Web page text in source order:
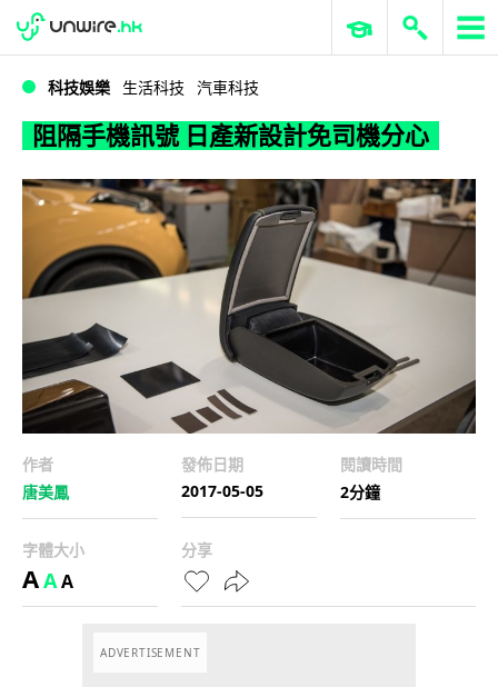
阻隔手機訊號 日產新設計免司機分心
WWDC 2026 ERP 與商業 AI
科技娛樂 生活科技 汽車科技
阻隔手機訊號 日產新設計免司機分心
作者
唐美鳳
發佈日期
2017-05-05
閱讀時間
2分鐘
字體大小
AAA
分享
ADVERTISEMENT